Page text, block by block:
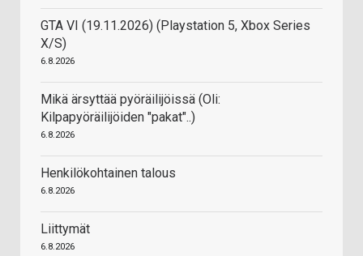
GTA VI (19.11.2026) (Playstation 5, Xbox Series
X/S)
6.8.2026
Mikä ärsyttää pyöräilijöissä (Oli:
Kilpapyöräilijöiden "pakat"..)
6.8.2026
Henkilökohtainen talous
6.8.2026
Liittymät
6.8.2026